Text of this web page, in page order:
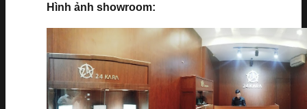
Hình ảnh showroom: